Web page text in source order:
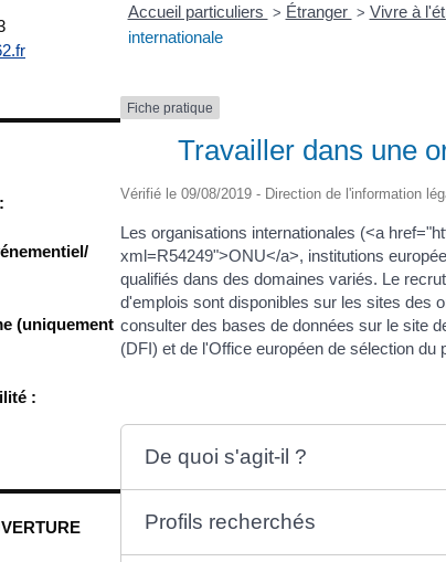
(uniquement
:
Accueil particuliers > Étranger > Vivre à
internationale
Fiche pratique
Travailler dans une
Vérifié le 09/08/2019 - Direction de l'information
Les organisations internationales (<a
xml=R54249">ONU</a>, institutions
qualifiés dans des domaines variés. Le
d'emplois sont disponibles sur les sites des
consulter des bases de données sur le site
(DFI) et de l'Office européen de sélection du
De quoi s'agit-il ?
Profils recherchés